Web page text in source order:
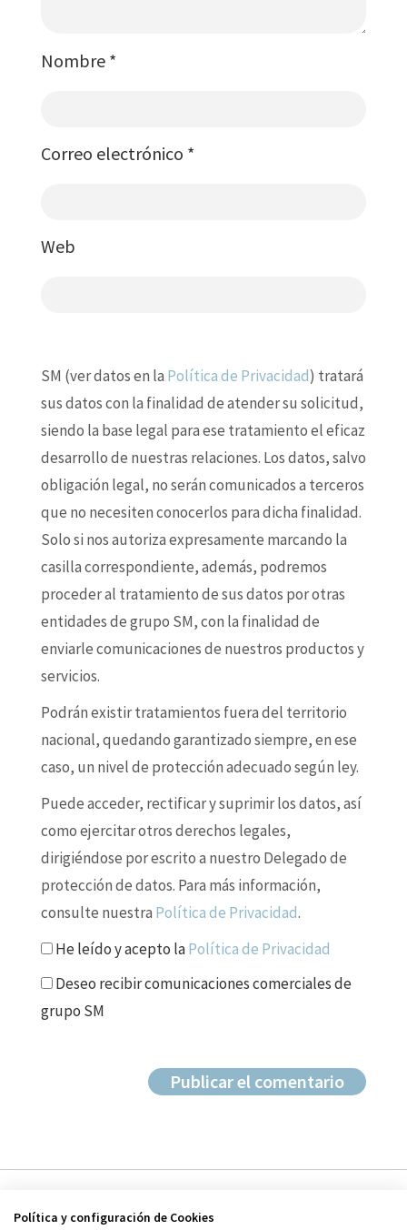
Nombre *
Correo electrónico *
Web
SM (ver datos en la Política de Privacidad) tratará
sus datos con la finalidad de atender su solicitud,
siendo la base legal para ese tratamiento el eficaz
desarrollo de nuestras relaciones. Los datos, salvo
obligación legal, no serán comunicados a terceros
que no necesiten conocerlos para dicha finalidad.
Solo si nos autoriza expresamente marcando la
casilla correspondiente, además, podremos
proceder al tratamiento de sus datos por otras
entidades de grupo SM, con la finalidad de
enviarle comunicaciones de nuestros productos y
servicios.
Podrán existir tratamientos fuera del territorio
nacional, quedando garantizado siempre, en ese
caso, un nivel de protección adecuado según ley.
Puede acceder, rectificar y suprimir los datos, así
como ejercitar otros derechos legales,
dirigiéndose por escrito a nuestro Delegado de
protección de datos. Para más información,
consulte nuestra Política de Privacidad.
He leído y acepto laPolítica de Privacidad
Deseo recibir comunicaciones comerciales de
grupo SM
Política y configuración de Cookies